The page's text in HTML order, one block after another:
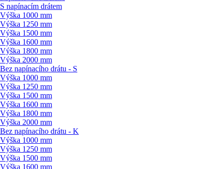
S napínacím drátem
Výška 1000 mm
Výška 1250 mm
Výška 1500 mm
Výška 1600 mm
Výška 1800 mm
Výška 2000 mm
Bez napínacího drátu - S
Výška 1000 mm
Výška 1250 mm
Výška 1500 mm
Výška 1600 mm
Výška 1800 mm
Výška 2000 mm
Bez napínacího drátu - K
Výška 1000 mm
Výška 1250 mm
Výška 1500 mm
Výška 1600 mm